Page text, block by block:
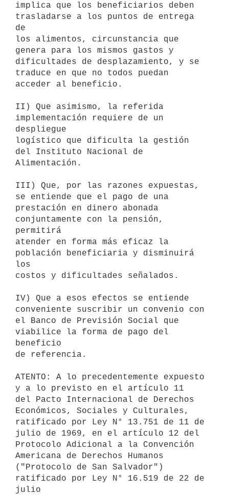
implica que los beneficiarios deben
trasladarse a los puntos de entrega
de
los alimentos, circunstancia que
genera para los mismos gastos y
dificultades de desplazamiento, y se
traduce en que no todos puedan
acceder al beneficio.
II) Que asimismo, la referida
implementación requiere de un
despliegue
logístico que dificulta la gestión
del Instituto Nacional de
Alimentación.
III) Que, por las razones expuestas,
se entiende que el pago de una
prestación en dinero abonada
conjuntamente con la pensión,
permitirá
atender en forma más eficaz la
población beneficiaria y disminuirá
los
costos y dificultades señalados.
IV) Que a esos efectos se entiende
conveniente suscribir un convenio con
el Banco de Previsión Social que
viabilice la forma de pago del
beneficio
de referencia.
ATENTO: A lo precedentemente expuesto
y a lo previsto en el artículo 11
del Pacto Internacional de Derechos
Económicos, Sociales y Culturales,
ratificado por Ley N° 13.751 de 11 de
julio de 1969, en el artículo 12 del
Protocolo Adicional a la Convención
Americana de Derechos Humanos
("Protocolo de San Salvador")
ratificado por Ley N° 16.519 de 22 de
julio